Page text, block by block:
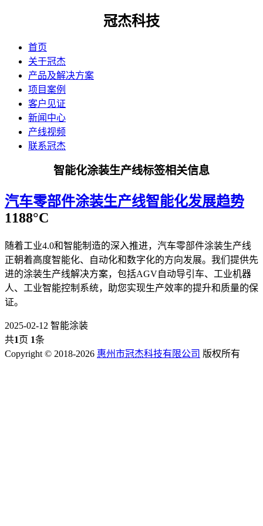
冠杰科技
首页
关于冠杰
产品及解决方案
项目案例
客户见证
新闻中心
产线视频
联系冠杰
智能化涂装生产线标签相关信息
​汽车零部件涂装生产线智能化发展趋势
1188°C
随着工业4.0和智能制造的深入推进，汽车零部件涂装生产线
正朝着高度智能化、自动化和数字化的方向发展。我们提供先
进的涂装生产线解决方案，包括AGV自动导引车、工业机器
人、工业智能控制系统，助您实现生产效率的提升和质量的保
证。
2025-02-12 智能涂装
共1页 1条
Copyright © 2018-2026 惠州市冠杰科技有限公司 版权所有